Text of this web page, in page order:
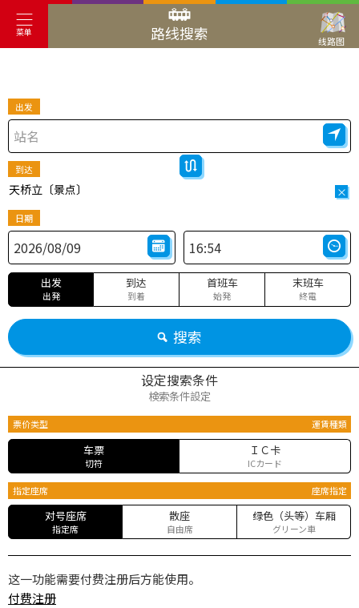
菜单 路线搜索 线路图
出发
到达
天桥立〔景点〕 ×
日期
出发
出発
到达
到着
首班车
始発
末班车
終電
搜索
设定搜索条件
検索条件設定
票价类型 運賃種類
车票
切符
ＩＣ卡
ICカード
指定座席 座席指定
对号座席
指定席
散座
自由席
绿色（头等）车厢
グリーン車
这一功能需要付费注册后方能使用。
付费注册